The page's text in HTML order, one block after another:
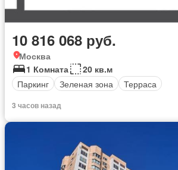
10 816 068 руб.
Москва
1 Комната
20 кв.м
Паркинг
Зеленая зона Терраса
3 часов назад